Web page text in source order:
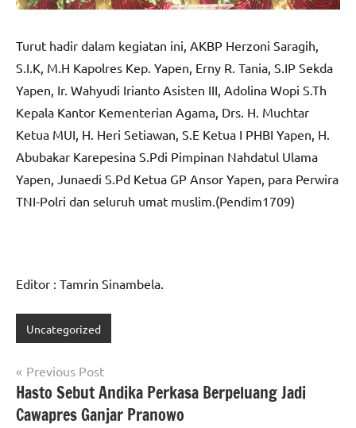
Turut hadir dalam kegiatan ini, AKBP Herzoni Saragih,
S.I.K, M.H Kapolres Kep. Yapen, Erny R. Tania, S.IP Sekda
Yapen, Ir. Wahyudi Irianto Asisten III, Adolina Wopi S.Th
Kepala Kantor Kementerian Agama, Drs. H. Muchtar
Ketua MUI, H. Heri Setiawan, S.E Ketua I PHBI Yapen, H.
Abubakar Karepesina S.Pdi Pimpinan Nahdatul Ulama
Yapen, Junaedi S.Pd Ketua GP Ansor Yapen, para Perwira
TNI-Polri dan seluruh umat muslim.(Pendim1709)
Editor : Tamrin Sinambela.
Uncategorized
Navigasi
pos
Previous Post
Hasto Sebut Andika Perkasa Berpeluang Jadi
Cawapres Ganjar Pranowo